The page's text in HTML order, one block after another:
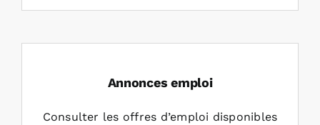
Annonces emploi
Consulter les offres d’emploi disponibles